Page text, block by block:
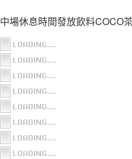
中場休息時間發放飲料COCO